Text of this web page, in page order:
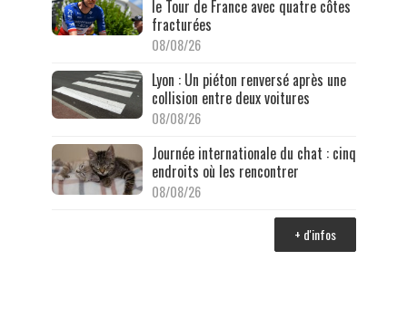
le Tour de France avec quatre côtes
fracturées
08/08/26
Lyon : Un piéton renversé après une
collision entre deux voitures
08/08/26
Journée internationale du chat : cinq
endroits où les rencontrer
08/08/26
+ d'infos